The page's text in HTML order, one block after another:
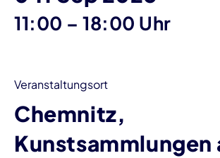
11:00 – bis
18:00 Uhr
Veranstaltungsort
Chemnitz,
Kunstsammlungen